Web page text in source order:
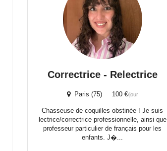
Correctrice - Relectrice
Paris (75) 100 €/jour
Chasseuse de coquilles obstinée ! Je suis
lectrice/correctrice professionnelle, ainsi que
professeur particulier de français pour les
enfants. J�...